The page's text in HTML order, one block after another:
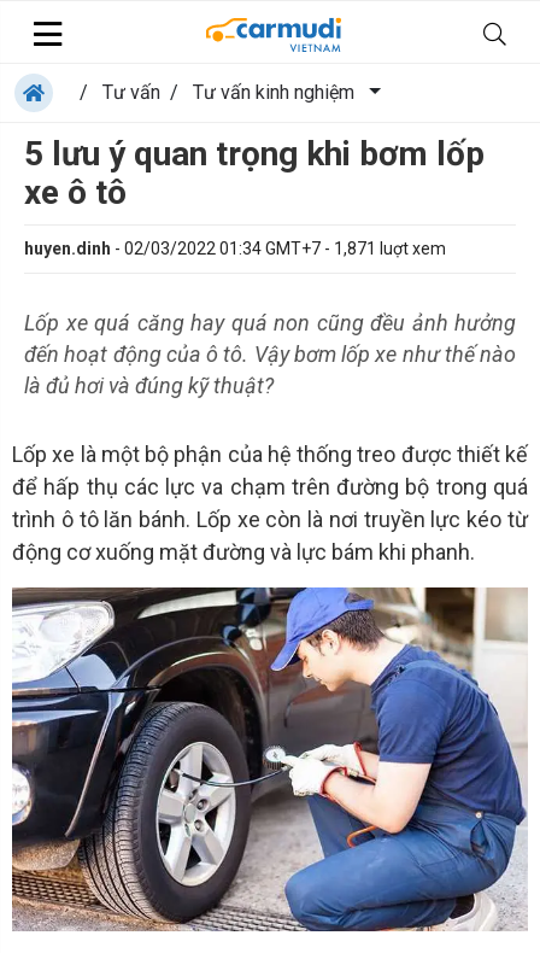
/ Tư vấn / Tư vấn kinh nghiệm
5 lưu ý quan trọng khi bơm lốp
xe ô tô
huyen.dinh - 02/03/2022 01:34 GMT+7 - 1,871 luợt xem
Lốp xe quá căng hay quá non cũng đều ảnh hưởng
đến hoạt động của ô tô. Vậy bơm lốp xe như thế nào
là đủ hơi và đúng kỹ thuật?
Lốp xe là một bộ phận của hệ thống treo được thiết kế
để hấp thụ các lực va chạm trên đường bộ trong quá
trình ô tô lăn bánh. Lốp xe còn là nơi truyền lực kéo từ
động cơ xuống mặt đường và lực bám khi phanh.